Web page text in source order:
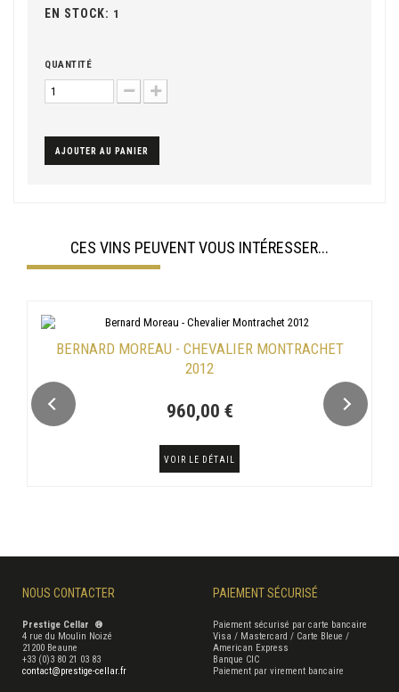
EN STOCK: 1
QUANTITÉ
AJOUTER AU PANIER
CES VINS PEUVENT VOUS INTÉRESSER...
BERNARD MOREAU - CHEVALIER MONTRACHET
2012
960,00 €
VOIR LE DÉTAIL
NOUS CONTACTER
Prestige Cellar ®
4 rue du Moulin Noizé
21200 Beaune
+33 (0)3 80 21 03 83
contact@prestige-cellar.fr
PAIEMENT SÉCURISÉ
Paiement sécurisé par carte bancaire
Visa / Mastercard / Carte Bleue /
American Express
Banque CIC
Paiement par virement bancaire